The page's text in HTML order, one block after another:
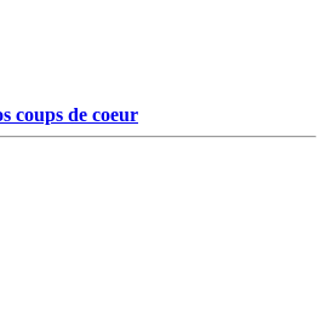
coups de coeur